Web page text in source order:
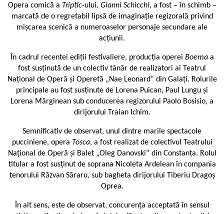
Opera comică a Triptic-ului, Gianni Schicchi, a fost – în schimb –
marcată de o regretabil lipsă de imaginație regizorală privind
mișcarea scenică a numeroaselor personaje secundare ale
acțiunii.
În cadrul recentei ediții festivaliere, producția operei Boema a
fost susținută de un colectiv tânăr de realizatori ai Teatrul
Național de Operă și Operetă „Nae Leonard“ din Galați. Rolurile
principale au fost susținute de Lorena Puican, Paul Lungu și
Lorena Mărginean sub conducerea regizorului Paolo Bosisio, a
dirijorului Traian Ichim.
Semnificativ de observat, unul dintre marile spectacole
pucciniene, opera Tosca, a fost realizat de colectivul Teatrului
Național de Operă și Balet „Oleg Danovski“ din Constanța. Rolul
titular a fost susținut de soprana Nicoleta Ardelean în compania
tenorului Răzvan Săraru, sub bagheta dirijorului Tiberiu Dragoș
Oprea.
În alt sens, este de observat, concurența acceptată în sensul